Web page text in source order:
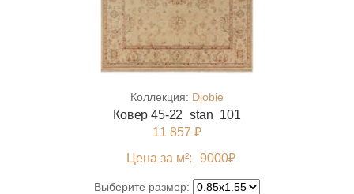
Коллекция: Djobie
Ковер 45-22_stan_101
11 857 ₽
Цена за м²:
9000₽
Выберите размер: